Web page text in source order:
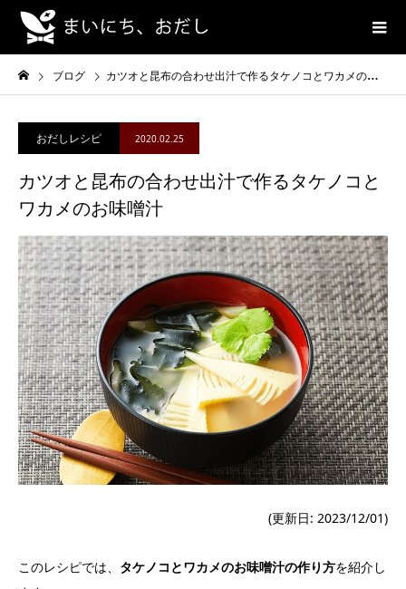
ブログ カツオと昆布の合わせ出汁で作るタケノコとワカメのお味噌汁
おだしレシピ 2020.02.25
カツオと昆布の合わせ出汁で作るタケノコと
ワカメのお味噌汁
(更新日: 2023/12/01)
このレシピでは、 タケノコとワカメのお味噌汁の作り方を紹介し